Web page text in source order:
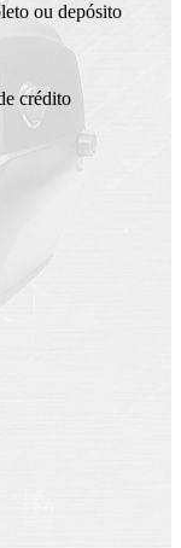
ou depósito
crédito